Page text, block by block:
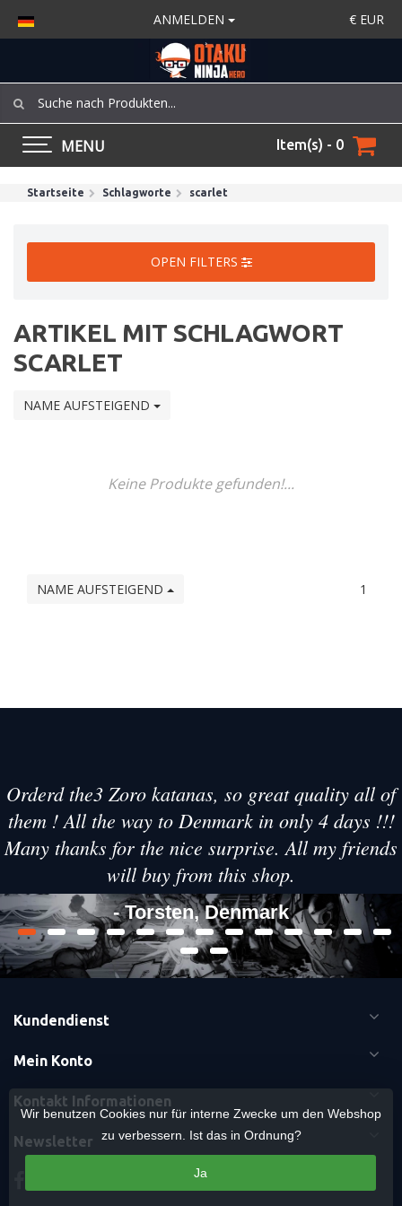
ANMELDEN € EUR
MENU Item(s) - 0
Startseite Schlagworte scarlet
OPEN FILTERS
ARTIKEL MIT SCHLAGWORT
SCARLET
NAME AUFSTEIGEND
Keine Produkte gefunden!...
NAME AUFSTEIGEND 1
Orderd the3 Zoro katanas, so great quality all of
them ! All the way to Denmark in only 4 days !!!
Many thanks for the nice surprise. All my friends
will buy from this shop.
- Torsten, Denmark
Kundendienst
Mein Konto
Kontakt Informationen
Newsletter
Wir benutzen Cookies nur für interne Zwecke um den Webshop
zu verbessern. Ist das in Ordnung?
Ja